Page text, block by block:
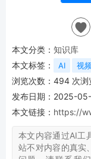
本文分类： 知识库
本文标签：
AI 视
浏览次数： 494 次浏
发布日期：2025-
本文链接： https://
本文内容通过AI工
站不对内容的真实